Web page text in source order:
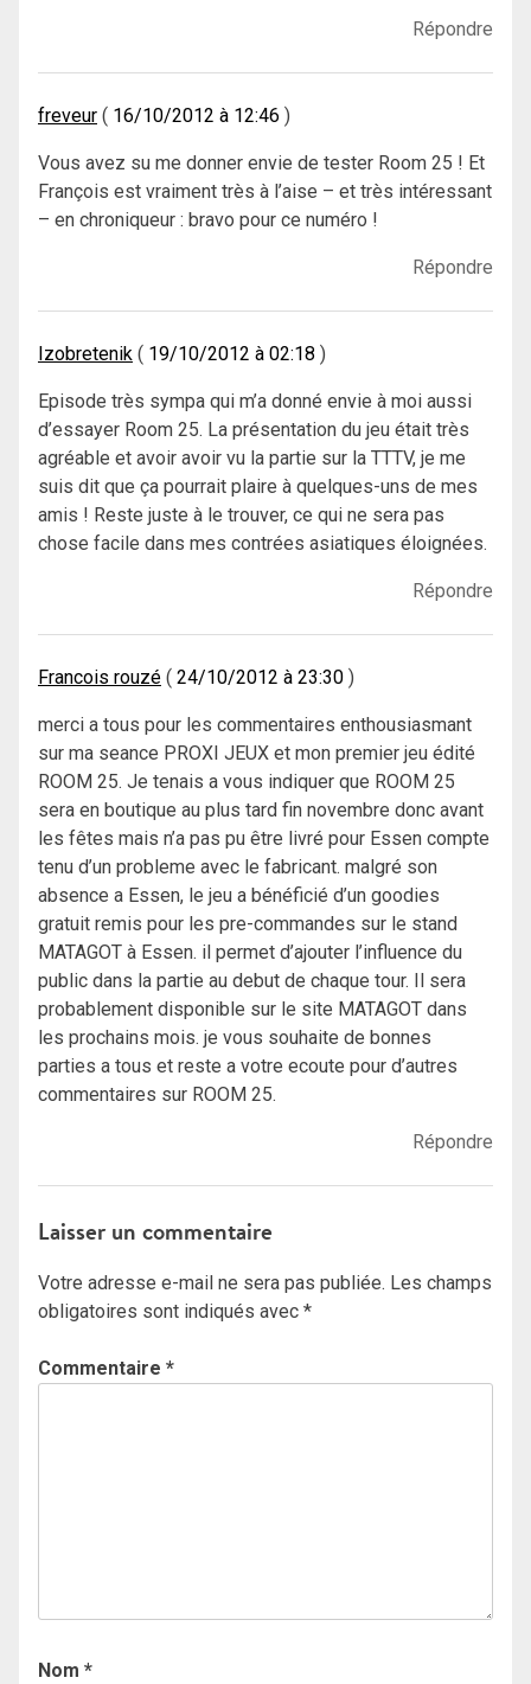
Répondre
freveur 16/10/2012 à 12:46
Vous avez su me donner envie de tester Room 25 ! Et
François est vraiment très à l’aise – et très intéressant
– en chroniqueur : bravo pour ce numéro !
Répondre
Izobretenik 19/10/2012 à 02:18
Episode très sympa qui m’a donné envie à moi aussi
d’essayer Room 25. La présentation du jeu était très
agréable et avoir avoir vu la partie sur la TTTV, je me
suis dit que ça pourrait plaire à quelques-uns de mes
amis ! Reste juste à le trouver, ce qui ne sera pas
chose facile dans mes contrées asiatiques éloignées.
Répondre
Francois rouzé 24/10/2012 à 23:30
merci a tous pour les commentaires enthousiasmant
sur ma seance PROXI JEUX et mon premier jeu édité
ROOM 25. Je tenais a vous indiquer que ROOM 25
sera en boutique au plus tard fin novembre donc avant
les fêtes mais n’a pas pu être livré pour Essen compte
tenu d’un probleme avec le fabricant. malgré son
absence a Essen, le jeu a bénéficié d’un goodies
gratuit remis pour les pre-commandes sur le stand
MATAGOT à Essen. il permet d’ajouter l’influence du
public dans la partie au debut de chaque tour. Il sera
probablement disponible sur le site MATAGOT dans
les prochains mois. je vous souhaite de bonnes
parties a tous et reste a votre ecoute pour d’autres
commentaires sur ROOM 25.
Répondre
Laisser un commentaire
Votre adresse e-mail ne sera pas publiée. Les champs
obligatoires sont indiqués avec *
Commentaire *
Nom *